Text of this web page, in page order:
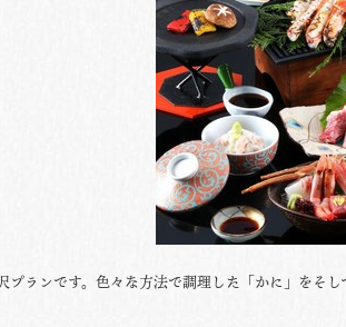
プランです。色々な方法で調理した「かに」をそ